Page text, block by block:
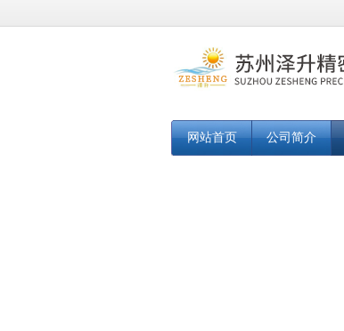
网站首页 公司简介